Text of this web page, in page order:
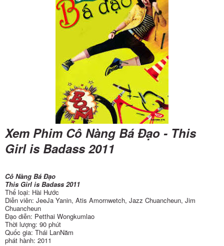
Xem Phim Cô Nàng Bá Đạo - This
Girl is Badass 2011
Cô Nàng Bá Đạo
This Girl is Badass 2011
Thể loại: Hài Hước
Diễn viên: JeeJa Yanin, Atis Amornwetch, Jazz Chuancheun, Jim
Chuancheun
Đạo diễn: Petthai Wongkumlao
Thời lượng: 90 phút
Quốc gia: Thái LanNăm
phát hành: 2011